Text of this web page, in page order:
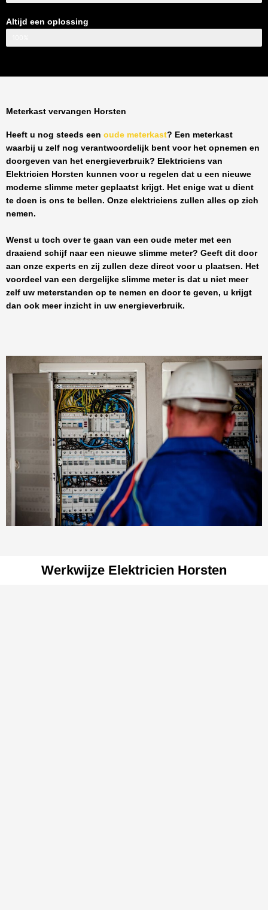
Altijd een oplossing
Meterkast vervangen Horsten
Heeft u nog steeds een oude meterkast? Een meterkast
waarbij u zelf nog verantwoordelijk bent voor het opnemen en
doorgeven van het energieverbruik? Elektriciens van
Elektricien Horsten kunnen voor u regelen dat u een nieuwe
moderne slimme meter geplaatst krijgt. Het enige wat u dient
te doen is ons te bellen. Onze elektriciens zullen alles op zich
nemen.
Wenst u toch over te gaan van een oude meter met een
draaiend schijf naar een nieuwe slimme meter? Geeft dit door
aan onze experts en zij zullen deze direct voor u plaatsen. Het
voordeel van een dergelijke slimme meter is dat u niet meer
zelf uw meterstanden op te nemen en door te geven, u krijgt
dan ook meer inzicht in uw energieverbruik.
Werkwijze Elektricien Horsten